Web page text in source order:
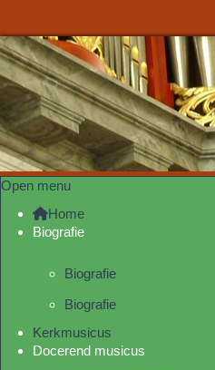
Open menu
Home
Biografie
Biografie
Biografie
Kerkmusicus
Docerend musicus